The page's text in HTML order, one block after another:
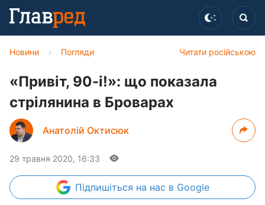
Читати російською
Новини › Погляди
«Привіт, 90-і!»: що показала
стрілянина в Броварах
Анатолій Октисюк
29 травня 2020, 16:33
Підпишіться на нас в Google